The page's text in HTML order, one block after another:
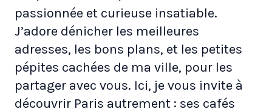
passionnée et curieuse insatiable.
J’adore dénicher les meilleures
adresses, les bons plans, et les petites
pépites cachées de ma ville, pour les
partager avec vous. Ici, je vous invite à
découvrir Paris autrement : ses cafés